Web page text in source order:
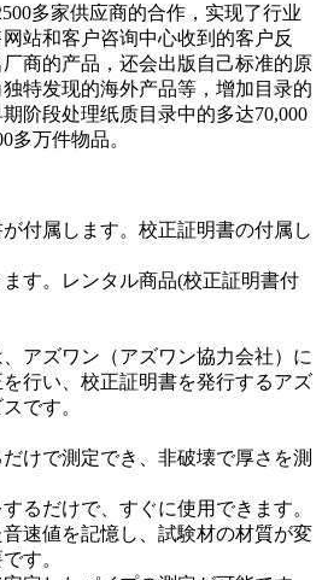
多家供应商的合作，实现了行业
站和客户咨询中心收到的客户反
商的产品，还会出版自己标准的原
特发现的海外产品等，增加目录的
阶段处理纸质目录中的多达70,000
多万件物品。
付属します。校正証明書の付属し
す。レンタル商品(校正証明書付
アズワン（アズワン協力会社）に
行い、校正証明書を発行するアズ
です。
けで測定でき、非破壊で厚さを測
るだけで、すぐに使用できます。
速値を記憶し、試験材の材質が変
す。